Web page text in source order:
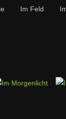
Im Feld